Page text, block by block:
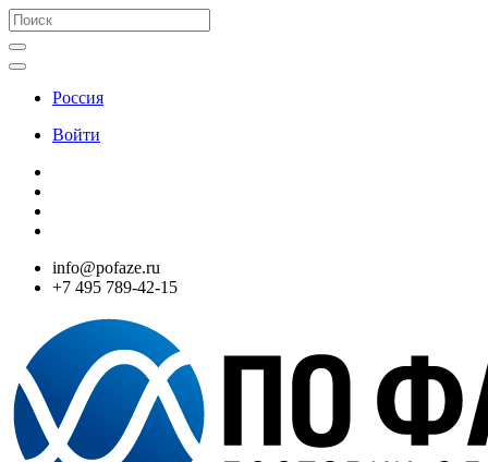
Россия
Войти
info@pofaze.ru
+7 495 789-42-15